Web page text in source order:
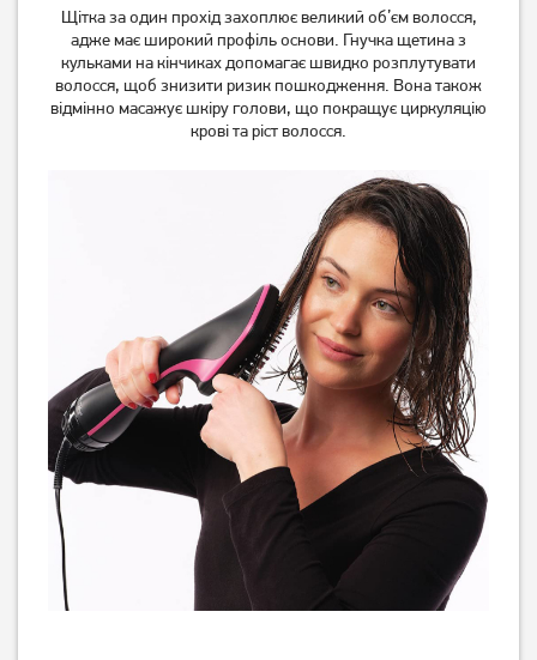
грн
Стайлер Esperanza Hair
Curler EBL005
519грн
409грн
Щітка за один прохід захоплює великий об’єм волосся,
адже має широкий профіль основи. Гнучка щетина з
кульками на кінчиках допомагає швидко розплутувати
волосся, щоб знизити ризик пошкодження. Вона також
відмінно масажує шкіру голови, що покращує циркуляцію
крові та ріст волосся.